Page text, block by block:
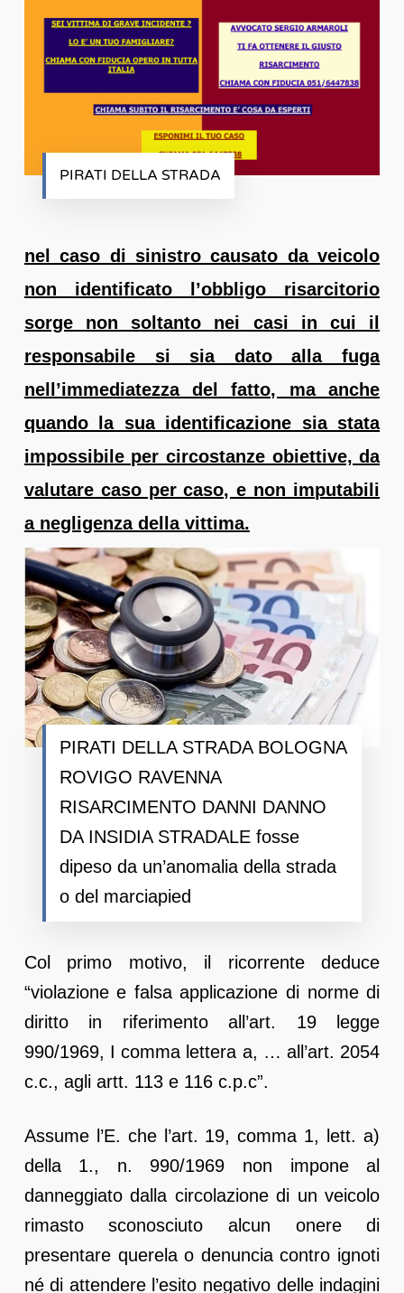
PIRATI DELLA STRADA
nel caso di sinistro causato da veicolo
non identificato l’obbligo risarcitorio
sorge non soltanto nei casi in cui il
responsabile si sia dato alla fuga
nell’immediatezza del fatto, ma anche
quando la sua identificazione sia stata
impossibile per circostanze obiettive, da
valutare caso per caso, e non imputabili
a negligenza della vittima.
PIRATI DELLA STRADA BOLOGNA
ROVIGO RAVENNA
RISARCIMENTO DANNI DANNO
DA INSIDIA STRADALE fosse
dipeso da un’anomalia della strada
o del marciapied
Col primo motivo, il ricorrente deduce
“violazione e falsa applicazione di norme di
diritto in riferimento all’art. 19 legge
990/1969, I comma lettera a, … all’art. 2054
c.c., agli artt. 113 e 116 c.p.c”.
Assume l’E. che l’art. 19, comma 1, lett. a)
della 1., n. 990/1969 non impone al
danneggiato dalla circolazione di un veicolo
rimasto sconosciuto alcun onere di
presentare querela o denuncia contro ignoti
né di attendere l’esito negativo delle indagini